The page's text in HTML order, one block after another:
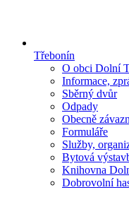
Třebonín
O obci Dolní
Informace,
Sběrný dvůr
Odpady
Obecně
Formuláře
Služby,
Bytová
Knihovna
Dobrovolní